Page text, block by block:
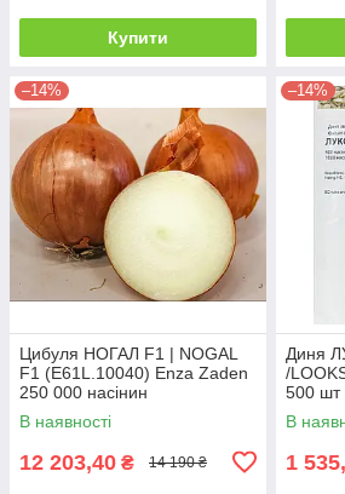
Купити
–14%
Цибуля НОГАЛ F1 | NOGAL
F1 (E61L.10040) Enza Zaden
250 000 насінин
В наявності
12 203,40 ₴ 14 190 ₴
–14%
Диня
/
500 шт
В
1